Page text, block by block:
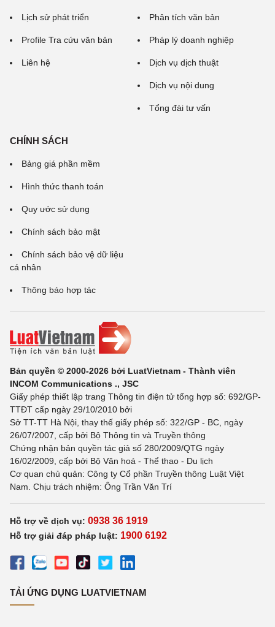
Lịch sử phát triển
Profile Tra cứu văn bản
Liên hệ
Phân tích văn bản
Pháp lý doanh nghiệp
Dịch vụ dịch thuật
Dịch vụ nội dung
Tổng đài tư vấn
CHÍNH SÁCH
Bảng giá phần mềm
Hình thức thanh toán
Quy ước sử dụng
Chính sách bảo mật
Chính sách bảo vệ dữ liệu
cá nhân
Thông báo hợp tác
Bản quyền © 2000-2026 bởi LuatVietnam - Thành viên
INCOM Communications ., JSC
Giấy phép thiết lập trang Thông tin điện tử tổng hợp số: 692/GP-
TTĐT cấp ngày 29/10/2010 bởi
Sở TT-TT Hà Nội, thay thế giấy phép số: 322/GP - BC, ngày
26/07/2007, cấp bởi Bộ Thông tin và Truyền thông
Chứng nhận bản quyền tác giả số 280/2009/QTG ngày
16/02/2009, cấp bởi Bộ Văn hoá - Thể thao - Du lịch
Cơ quan chủ quản: Công ty Cổ phần Truyền thông Luật Việt
Nam. Chịu trách nhiệm: Ông Trần Văn Trí
Hỗ trợ về dịch vụ: 0938 36 1919
Hỗ trợ giải đáp pháp luật: 1900 6192
TẢI ỨNG DỤNG LUATVIETNAM